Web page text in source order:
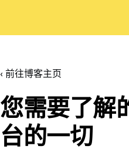
‹ 前往博客主页
您需要了解
台的一切